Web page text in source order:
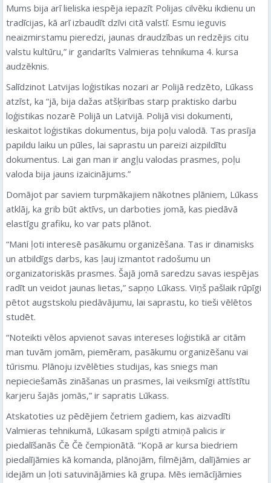
Mums bija arī lieliska iespēja iepazīt Polijas cilvēku ikdienu un
tradīcijas, kā arī izbaudīt dzīvi citā valstī. Esmu ieguvis
neaizmirstamu pieredzi, jaunas draudzības un redzējis citu
valstu kultūru,” ir gandarīts Valmieras tehnikuma 4. kursa
audzēknis.
Salīdzinot Latvijas loģistikas nozari ar Polijā redzēto, Lūkass
atzīst, ka “jā, bija dažas atšķirības starp praktisko darbu
loģistikas nozarē Polijā un Latvijā. Polijā visi dokumenti,
ieskaitot loģistikas dokumentus, bija poļu valodā. Tas prasīja
papildu laiku un pūles, lai saprastu un pareizi aizpildītu
dokumentus. Lai gan man ir angļu valodas prasmes, poļu
valoda bija jauns izaicinājums.”
Domājot par saviem turpmākajiem nākotnes plāniem, Lūkass
atklāj, ka grib būt aktīvs, un darboties jomā, kas piedāvā
elastīgu grafiku, ko var pats plānot.
“Mani ļoti interesē pasākumu organizēšana. Tas ir dinamisks
un atbildīgs darbs, kas ļauj izmantot radošumu un
organizatoriskās prasmes. Šajā jomā saredzu savas iespējas
radīt un veidot jaunas lietas,” sapņo Lūkass. Viņš pašlaik rūpīgi
pētot augstskolu piedāvājumu, lai saprastu, ko tieši vēlētos
studēt.
“Noteikti vēlos apvienot savas intereses loģistikā ar citām
man tuvām jomām, piemēram, pasākumu organizēšanu vai
tūrismu. Plānoju izvēlēties studijas, kas sniegs man
nepieciešamās zināšanas un prasmes, lai veiksmīgi attīstītu
karjeru šajās jomās,” ir sapratis Lūkass.
Atskatoties uz pēdējiem četriem gadiem, kas aizvadīti
Valmieras tehnikumā, Lūkasam spilgti atmiņā palicis ir
piedalīšanās Čē Čē čempionātā. “Kopā ar kursa biedriem
piedalījāmies kā komanda, plānojām, filmējām, dalījāmies ar
idejām un ļoti satuvinājāmies kā grupa. Mēs iemācījāmies